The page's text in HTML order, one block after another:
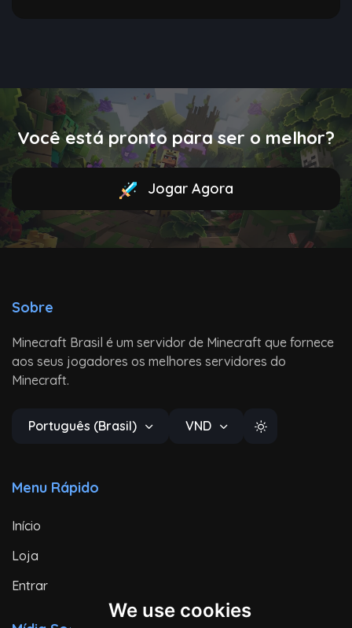
We use cookies
Você está pronto para ser o melhor?
Jogar Agora
Sobre
Minecraft Brasil é um servidor de Minecraft que fornece
aos seus jogadores os melhores servidores do
Minecraft.
Português (Brasil) VND
Menu Rápido
Início
Loja
Entrar